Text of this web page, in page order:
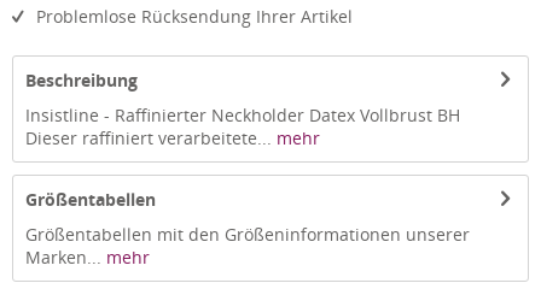
Problemlose Rücksendung Ihrer Artikel
Beschreibung
Insistline - Raffinierter Neckholder Datex Vollbrust BH
Dieser raffiniert verarbeitete... mehr
Größentabellen
Größentabellen mit den Größeninformationen unserer
Marken... mehr